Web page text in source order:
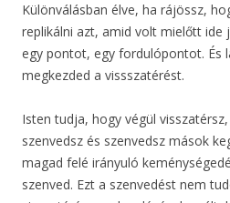
Különválásban élve, ha rájössz,
replikálni azt, amid volt mielőtt ide
egy pontot, egy fordulópontot. És
megkezded a vissszatérést.
Isten tudja, hogy végül
szenvedsz és szenvedsz mások
magad felé irányuló
szenved. Ezt a szenvedést nem